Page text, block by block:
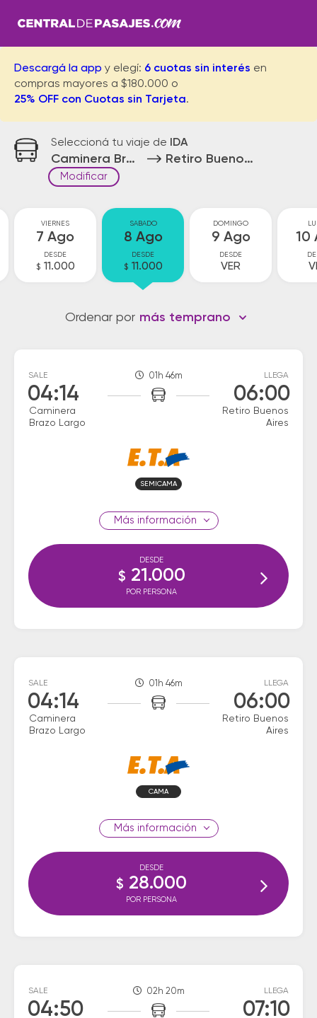
Descargá la app y elegí: 6 cuotas sin interés en
compras mayores a $180.000 o
25% OFF con Cuotas sin Tarjeta.
Seleccioná tu viaje de IDA
Caminera Brazo Largo Retiro Buenos Aires
Modificar
VIERNES
7 Ago
DESDE
$ 11.000
SABADO
8 Ago
DESDE
$ 11.000
DOMINGO
9 Ago
DESDE
VER
10
Ordenar por más temprano
SALE
04:14
Caminera
Brazo Largo
01h 46m LLEGA
06:00
Retiro Buenos
Aires
SEMICAMA
información
DESDE
$ 21.000
POR PERSONA
SALE
04:14
Caminera
Brazo Largo
01h 46m LLEGA
06:00
Retiro Buenos
Aires
CAMA
información
DESDE
$ 28.000
POR PERSONA
SALE
04:50
02h 20m LLEGA
07:10